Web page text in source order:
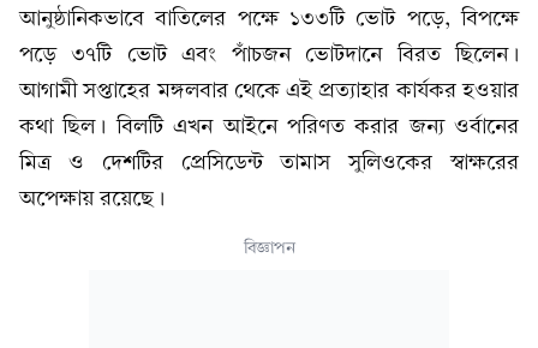
আনুষ্ঠানিকভাবে বাতিলের পক্ষে ১৩৩টি ভোট পড়ে, বিপক্ষে
পড়ে ৩৭টি ভোট এবং পাঁচজন ভোটদানে বিরত ছিলেন।
আগামী সপ্তাহের মঙ্গলবার থেকে এই প্রত্যাহার কার্যকর হওয়ার
কথা ছিল। বিলটি এখন আইনে পরিণত করার জন্য ওর্বানের
মিত্র ও দেশটির প্রেসিডেন্ট তামাস সুলিওকের স্বাক্ষরের
অপেক্ষায় রয়েছে।
বিজ্ঞাপন